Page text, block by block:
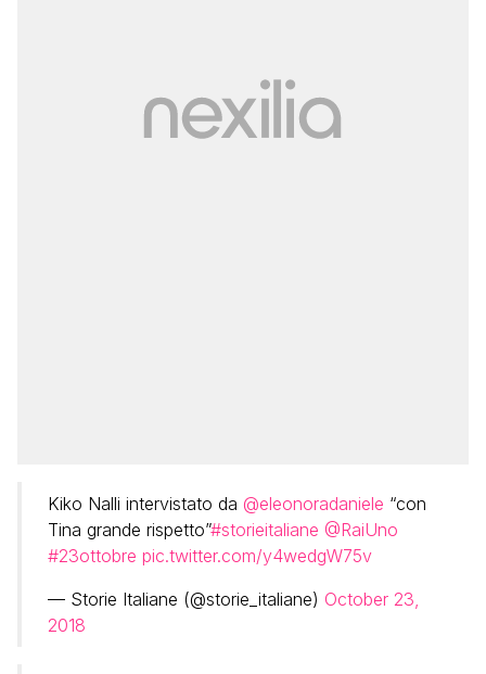
Kiko Nalli intervistato da @eleonoradaniele “con
Tina grande rispetto”#storieitaliane @RaiUno
#23ottobre pic.twitter.com/y4wedgW75v
— Storie Italiane (@storie_italiane) October 23,
2018